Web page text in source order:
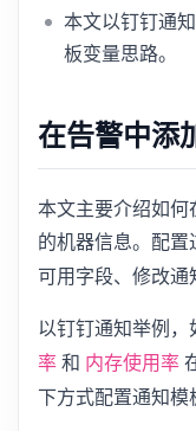
本文以钉钉通
板变量思路。
在告警中添
本文主要介绍如
的机器信息。配
可用字段、修改通
以钉钉通知举例
率 和 内存使用率
下方式配置通知模